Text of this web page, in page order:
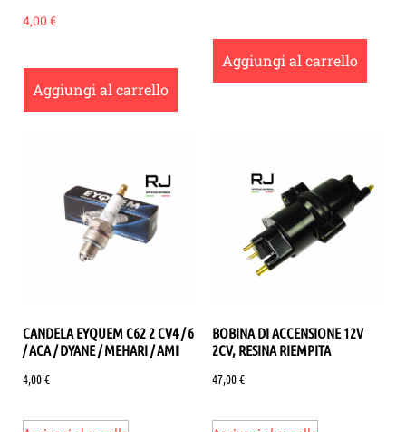
4,00 €
Aggiungi al carrello
Aggiungi al carrello
CANDELA EYQUEM C62 2 CV4 / 6
/ ACA / DYANE / MEHARI / AMI
4,00€
BOBINA DI ACCENSIONE 12V
2CV, RESINA RIEMPITA
47,00€